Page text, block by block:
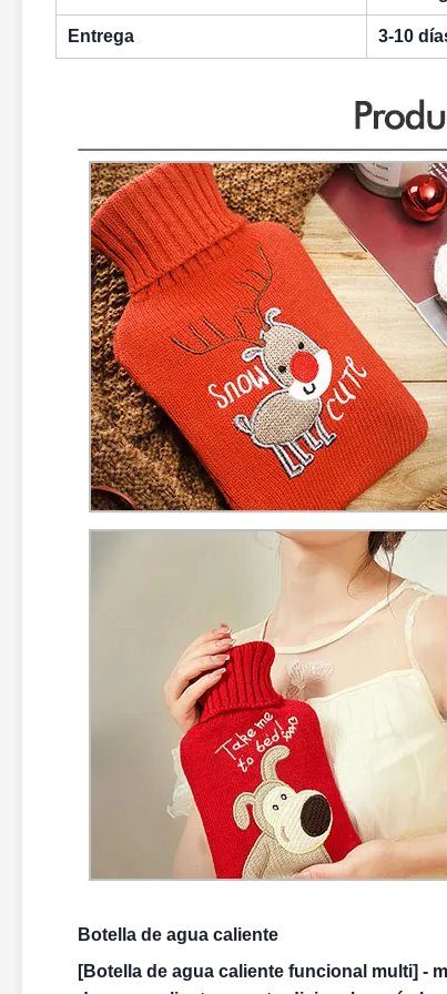
Entrega 3-10
Botella de agua caliente
[Botella de agua caliente funcional multi] -